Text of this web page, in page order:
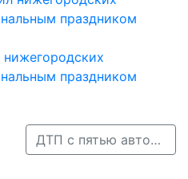
нижегородских
праздником
ДТП с пятью автомобилями произошло на трассе М-7 в Нижегородской области →